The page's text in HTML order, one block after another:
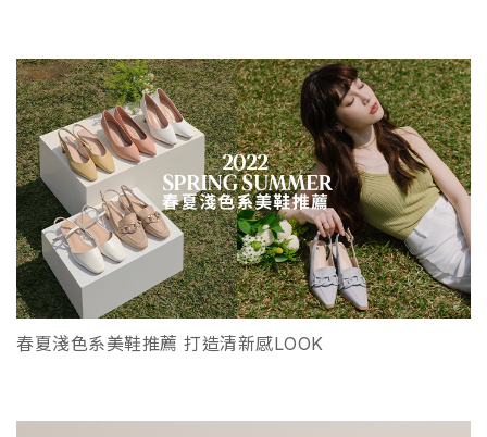
春夏淺色系美鞋推薦 打造清新感LOOK